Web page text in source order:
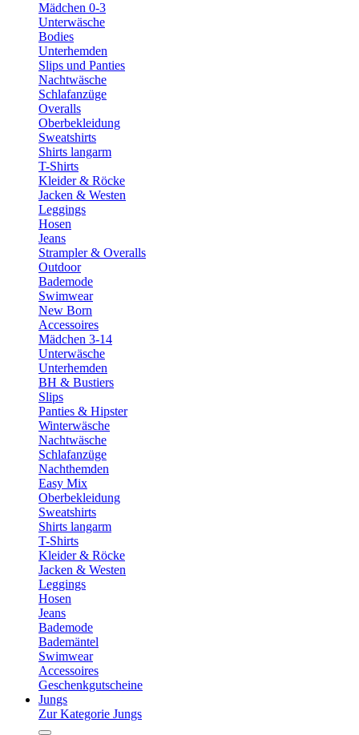
Mädchen 0-3
Unterwäsche
Bodies
Unterhemden
Slips und Panties
Nachtwäsche
Schlafanzüge
Overalls
Oberbekleidung
Sweatshirts
Shirts langarm
T-Shirts
Kleider & Röcke
Jacken & Westen
Leggings
Hosen
Jeans
Strampler & Overalls
Outdoor
Bademode
Swimwear
New Born
Accessoires
Mädchen 3-14
Unterwäsche
Unterhemden
BH & Bustiers
Slips
Panties & Hipster
Winterwäsche
Nachtwäsche
Schlafanzüge
Nachthemden
Easy Mix
Oberbekleidung
Sweatshirts
Shirts langarm
T-Shirts
Kleider & Röcke
Jacken & Westen
Leggings
Hosen
Jeans
Bademode
Bademäntel
Swimwear
Accessoires
Geschenkgutscheine
Jungs
Zur Kategorie Jungs